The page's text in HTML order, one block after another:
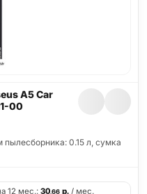
A5 Car
00
пылесборника: 0.15 л, сумка
12 мес.: 30,66 р. / мес.